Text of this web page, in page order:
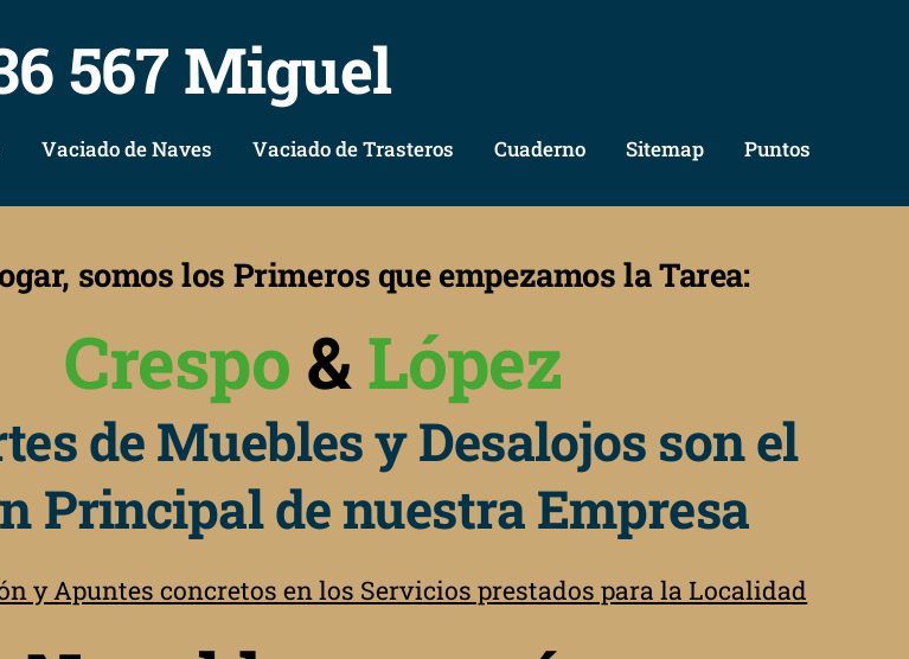
567 Miguel
Vaciado de Naves Vaciado de Trasteros Cuaderno Sitemap Puntos
somos los Primeros que empezamos la Tarea:
Crespo &López
de Muebles y Desalojos son el
Principal de nuestra Empresa
y Apuntes concretos en los Servicios prestados para la Localidad